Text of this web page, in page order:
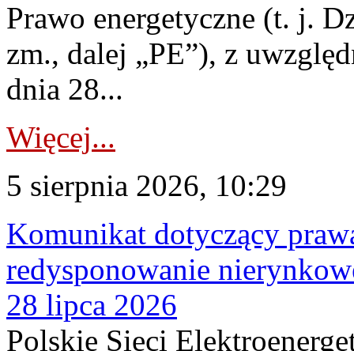
Prawo energetyczne (t. j.
zm., dalej „PE”), z
dnia 28...
Więcej...
5 sierpnia 2026, 10:29
Komunikat dotyczący
redysponowanie
28 lipca 2026
Polskie Sieci